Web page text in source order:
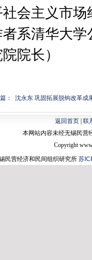
社会主义市
者系清华大
院长）
： 沈永东 巩固拓展脱钩改革成
返回首页| 联
本网站内容未经无锡民营
Copyright
民营经济和民间组织研究所 苏